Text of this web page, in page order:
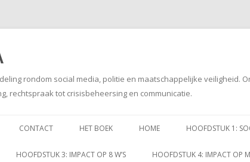
rondom social media, politie en maatschappelijke veiligheid.
rechtspraak tot crisisbeheersing en communicatie.
naar
CONTACT HET BOEK HOME HOOFDSTUK 1:
HOOFDSTUK 3: IMPACT OP 8 W’S HOOFDSTUK 4: IMPACT OP